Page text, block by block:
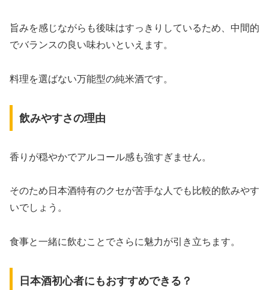
旨みを感じながらも後味はすっきりしているため、中間的
でバランスの良い味わいといえます。
料理を選ばない万能型の純米酒です。
飲みやすさの理由
香りが穏やかでアルコール感も強すぎません。
そのため日本酒特有のクセが苦手な人でも比較的飲みやす
いでしょう。
食事と一緒に飲むことでさらに魅力が引き立ちます。
日本酒初心者にもおすすめできる？